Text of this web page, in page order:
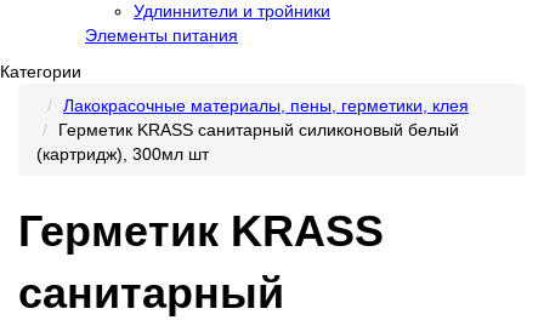
Удлиннители и тройники
Элементы питания
Категории
Лакокрасочные материалы, пены, герметики, клея
Герметик KRASS санитарный силиконовый белый
(картридж), 300мл шт
Герметик KRASS
санитарный